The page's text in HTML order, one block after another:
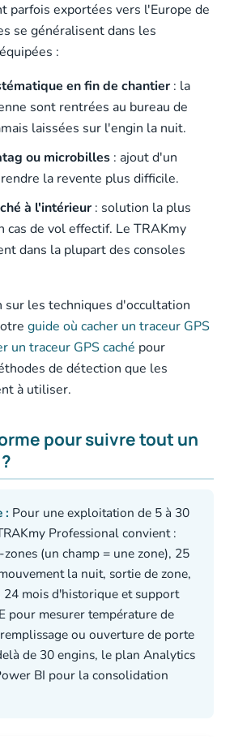
parfois exportées vers l'Europe de
se généralisent dans les
:
en fin de chantier: la
sont rentrées au bureau de
laissées sur l'engin la nuit.
ou microbilles: ajout d'un
la revente plus difficile.
à l'intérieur: solution la plus
cas de vol effectif. Le TRAKmy
dans la plupart des consoles
les techniques d'occultation
guide où cacher un traceur GPS
un traceur GPS caché pour
de détection que les
à utiliser.
pour suivre tout un
: Pour une exploitation de 5 à 30
Professional convient :
(un champ = une zone), 25
la nuit, sortie de zone,
24 mois d'historique et support
pour mesurer température de
ou ouverture de porte
de 30 engins, le plan Analytics
BI pour la consolidation